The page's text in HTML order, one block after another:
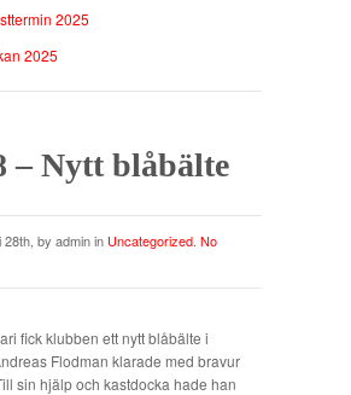
2025
2025
– Nytt blåbälte
28th, by admin in Uncategorized No
fick klubben ett nytt blåbälte i
Flodman klarade med bravur
sin hjälp och kastdocka hade han